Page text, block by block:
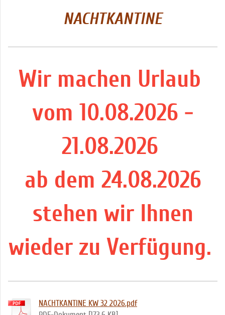
NACHTKANTINE
Wir machen Urlaub
vom 10.08.2026 -
21.08.2026
ab dem 24.08.2026
stehen wir Ihnen
wieder zu Verfügung.
NACHTKANTINE KW 32 2026.pdf